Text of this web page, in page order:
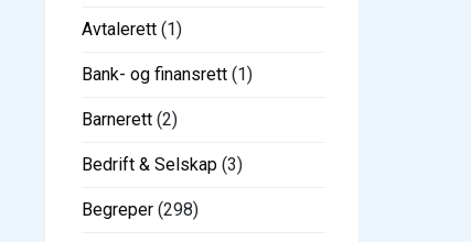
Avtalerett (1)
Bank- og finansrett (1)
Barnerett (2)
Bedrift & Selskap (3)
Begreper (298)